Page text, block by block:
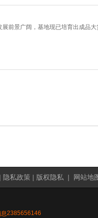
前景广阔，基地现已培育出成品
| 隐私政策 | 版权隐私 | 网站地
2385656146